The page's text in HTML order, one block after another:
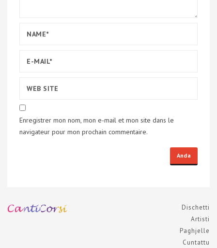
Enregistrer mon nom, mon e-mail et mon site dans le
navigateur pour mon prochain commentaire.
Dischetti
Artisti
Paghjelle
Cuntattu